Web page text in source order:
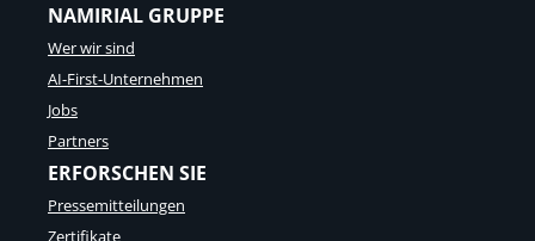
NAMIRIAL GRUPPE
Wer wir sind
AI-First-Unternehmen
Jobs
Partners
ERFORSCHEN SIE
Pressemitteilungen
Zertifikate